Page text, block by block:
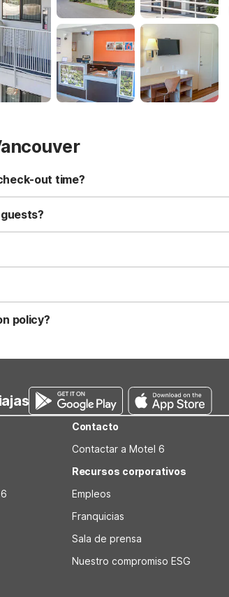
out time?
out is at 11:00 AM. Early check-in and
Wi-Fi access for all registered guests in
all our guests. We also offer parking spaces
of two well-behaved pets are welcome
policy?
Contacto
Contactar a Motel 6
Recursos corporativos
Empleos
Franquicias
Sala de prensa
Nuestro compromiso ESG